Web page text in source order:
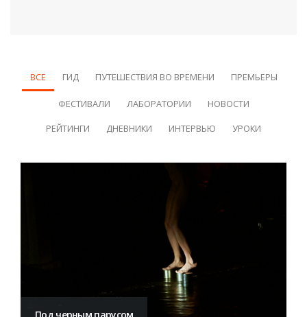
ВСЕ ГИД ПУТЕШЕСТВИЯ ВО ВРЕМЕНИ ПРЕМЬЕРЫ
ФЕСТИВАЛИ ЛАБОРАТОРИИ
НОВОСТИ
РЕЙТИНГИ
ДНЕВНИКИ ИНТЕРВЬЮ УРОКИ
Под черным парусом